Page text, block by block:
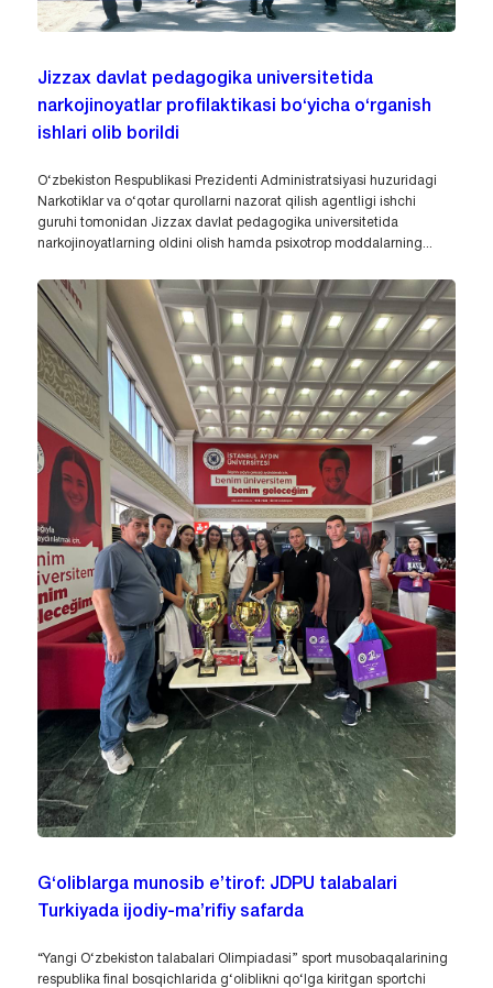
Jizzax davlat pedagogika universitetida
narkojinoyatlar profilaktikasi bo‘yicha o‘rganish
ishlari olib borildi
O‘zbekiston Respublikasi Prezidenti Administratsiyasi huzuridagi
Narkotiklar va o‘qotar qurollarni nazorat qilish agentligi ishchi
guruhi tomonidan Jizzax davlat pedagogika universitetida
narkojinoyatlarning oldini olish hamda psixotrop moddalarning...
G‘oliblarga munosib e’tirof: JDPU talabalari
Turkiyada ijodiy-ma’rifiy safarda
“Yangi O‘zbekiston talabalari Olimpiadasi” sport musobaqalarining
respublika final bosqichlarida g‘oliblikni qo‘lga kiritgan sportchi